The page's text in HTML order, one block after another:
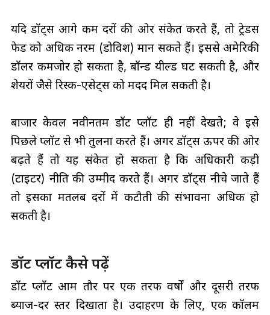
यदि डॉट्स आगे कम दरों की ओर संकेत करते हैं, तो ट्रेडर्स
फेड को अधिक नरम (डोविश) मान सकते हैं। इससे अमेरिकी
डॉलर कमजोर हो सकता है, बॉन्ड यील्ड घट सकती है, और
शेयरों जैसे रिस्क-एसेट्स को मदद मिल सकती है।
बाजार केवल नवीनतम डॉट प्लॉट ही नहीं देखते; वे इसे
पिछले प्लॉट से भी तुलना करते हैं। अगर डॉट्स ऊपर की ओर
बढ़ते हैं तो यह संकेत हो सकता है कि अधिकारी कड़ी
(टाइटर) नीति की उम्मीद करते हैं। अगर डॉट्स नीचे जाते हैं
तो इसका मतलब दरों में कटौती की संभावना अधिक हो
सकती है।
डॉट प्लॉट कैसे पढ़ें
डॉट प्लॉट आम तौर पर एक तरफ वर्षों और दूसरी तरफ
ब्याज-दर स्तर दिखाता है। उदाहरण के लिए, एक कॉलम